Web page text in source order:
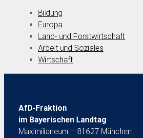
Bildung
Europa
Land- und Forstwirtschaft
Arbeit und Soziales
Wirtschaft
AfD-Fraktion
im Bayerischen Landtag
Maximilianeum – 81627 München